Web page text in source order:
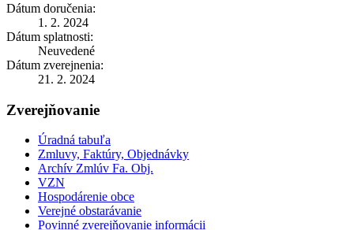
Dátum doručenia:
1. 2. 2024
Dátum splatnosti:
Neuvedené
Dátum zverejnenia:
21. 2. 2024
Zverejňovanie
Úradná tabuľa
Zmluvy, Faktúry, Objednávky
Archív Zmlúv Fa. Obj.
VZN
Hospodárenie obce
Verejné obstarávanie
Povinné zverejňovanie informácii